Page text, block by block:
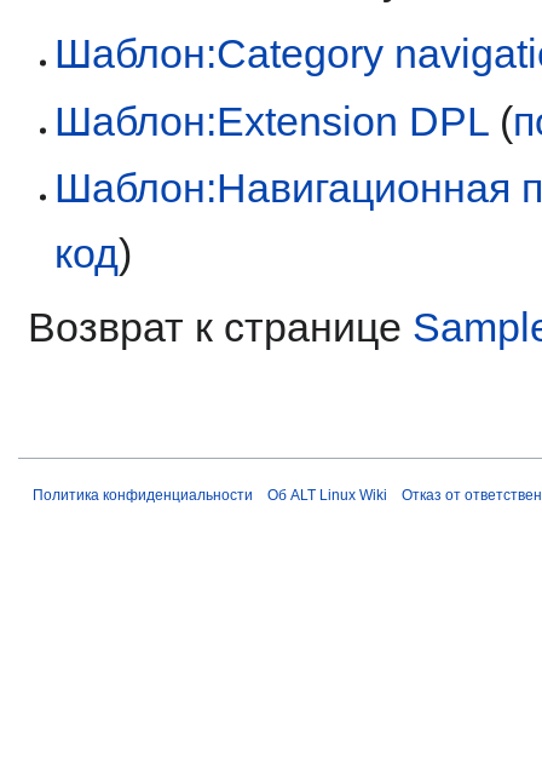
Шаблон:Category
Шаблон:Extension DPL (
Шаблон:Навигационная
код)
Возврат к странице
Политика конфиденциальности Об ALT Linux Wiki Отказ от